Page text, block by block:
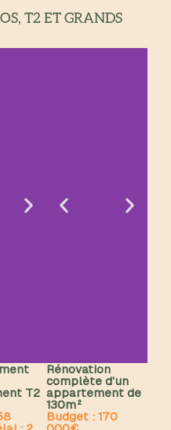
T2 ET GRANDS
T2
Rénovation
complète d'un
appartement de
130m²
Budget : 170